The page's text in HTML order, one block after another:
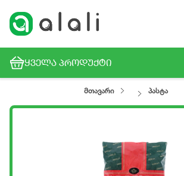
ᲧᲕᲔᲚᲐ ᲞᲠᲝᲓᲣᲥᲢᲘ
მთავარი პასტა